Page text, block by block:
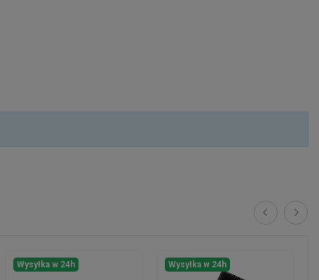
Wysyłka w 24h Wysyłka w 24h